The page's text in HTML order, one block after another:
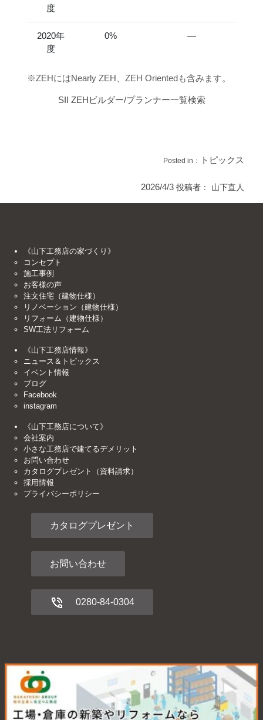
度
2020年
度
0% ―
※ZEHにはNearly ZEH、ZEH Orientedも含みます。
SII ZEHビルダー/プランナー一覧検索
Posted in： トピックス
2026/4/3 投稿者： 山下直人
《山下工務店の家づくり》
コンセプト
施工事例
お客様の声
注文住宅（建物仕様）
リノベーション（建物仕様）
リフォーム（建物仕様）
SW工法リフォーム
《山下工務店情報》
ニュース＆トピックス
イベント情報
ブログ
Facebook
instagram
《山下工務店について》
会社案内
小さな工務店で建てるデメリット
お問い合わせ
カタログプレゼント（資料請求）
採用情報
プライバシーポリシー
カタログプレゼント
お問い合わせ
0280-84-0304